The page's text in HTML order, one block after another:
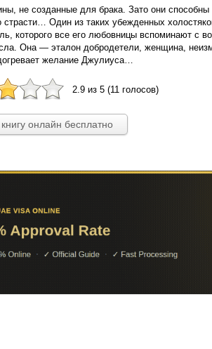
не созданные для брака. Зато они
страсти… Один из таких убежденных
которого все его любовницы вспоминают с
Она — эталон добродетели, женщина,
желание Джулиуса…
2.9 из 5 (11 голосов)
книгу онлайн бесплатно